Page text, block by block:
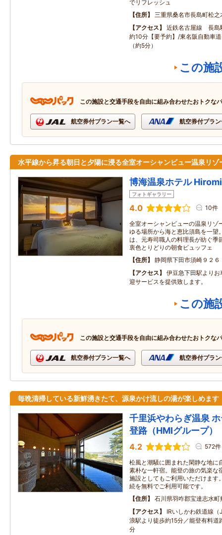
でリフレッシュ
住所
三重県桑名市長島町松之
アクセス
近鉄名古屋線 長島
約10分【要予約】/東名阪自動車
（約5分）
この施
この施設と交通手段を自由に組み合わせたおトクな
航空券付プラン一覧へ 航空券付プラ
水平線から昇る朝日と夕陽に浸る全室オーシャンビュー温泉リゾ
博海温泉ホテル
フォトギャラリー
4.0 10件
全室オーシャンビューの温泉リゾ
ゆる場所から海と恵比須島を一望
は、元寿司職人の料理長が紡ぐ季
衷色とりどりの朝食ビュッフェ
住所
静岡県下田市須崎９２６
アクセス
伊豆急下田駅より
迎サービスを提供致します。
この施
この施設と交通手段を自由に組み合わせたおトクな
航空券付プラン一覧へ 航空券付プラ
毎晩清掃している新鮮湧きたて、源泉かけ流しの湯が楽しめます
千里浜やわらぎ温泉
登路（HMIグループ）
4.2 572件
松風と潮騒に囲まれた閑静な地に
素朴な一軒宿。能登の旅の気楽な
施設としてもご利用いただけま
続を無料でご利用可能です。
住所
石川県羽咋郡宝達志水
アクセス
IRいしかわ鉄道線
浪駅より徒歩約15分／能登有料道
分